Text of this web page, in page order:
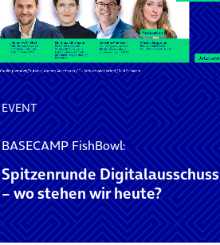
EVENT
BASECAMP FishBowl:
Spitzenrunde Digitalausschuss
– wo stehen wir heute?